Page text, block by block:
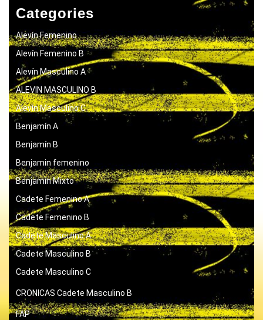
Categories
Alevín Femenino
Alevín Femenino B
Alevín Masculino A
ALEVIN MASCULINO B
Alevín Masculino C
Benjamín A
Benjamín B
Benjamin femenino
Benjamín Mixto
Cadete Femenino A
Cadete Femenino B
Cadete Masculino A
Cadete Masculino B
Cadete Masculino C
CRONICAS Cadete Masculino B
FAP